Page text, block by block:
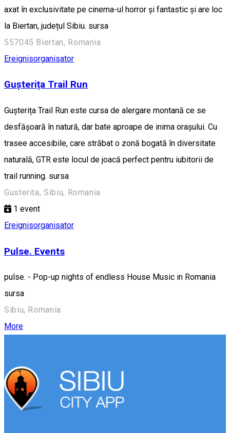
axat în exclusivitate pe cinema-ul horror și fantastic și are loc
la Biertan, județul Sibiu. sursa
557045 Biertan, Romania
Ereignisorganisator
Gușterița Trail Run
Gușterița Trail Run este cursa de alergare montană ce se
desfășoară în natură, dar bate aproape de inima orașului. Cu
trasee accesibile, care străbat o zonă bogată în diversitate
naturală, GTR este locul de joacă perfect pentru iubitorii de
trail running. sursa
Gusterita, Sibiu, Romania
1 event
Ereignisorganisator
Pulse. Events
pulse. - Pop-up nights of endless House Music in Romania
sursa
Sibiu, Romania
More